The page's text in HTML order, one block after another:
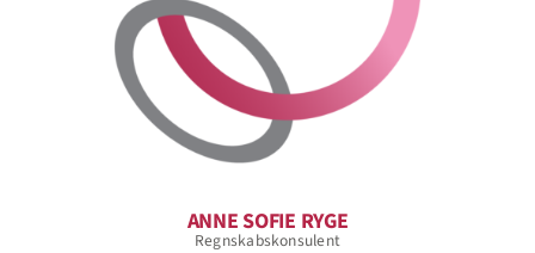
ANNE SOFIE RYGE
Regnskabskonsulent